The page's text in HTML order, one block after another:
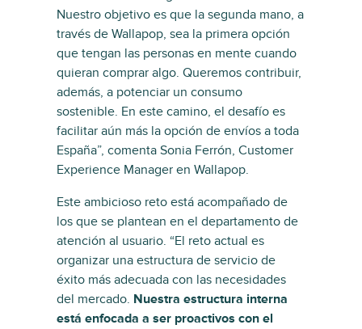
Nuestro objetivo es que la segunda mano, a
través de Wallapop, sea la primera opción
que tengan las personas en mente cuando
quieran comprar algo. Queremos contribuir,
además, a potenciar un consumo
sostenible. En este camino, el desafío es
facilitar aún más la opción de envíos a toda
España”, comenta Sonia Ferrón, Customer
Experience Manager en Wallapop.
Este ambicioso reto está acompañado de
los que se plantean en el departamento de
atención al usuario. “El reto actual es
organizar una estructura de servicio de
éxito más adecuada con las necesidades
del mercado. Nuestra estructura interna
está enfocada a ser proactivos con el